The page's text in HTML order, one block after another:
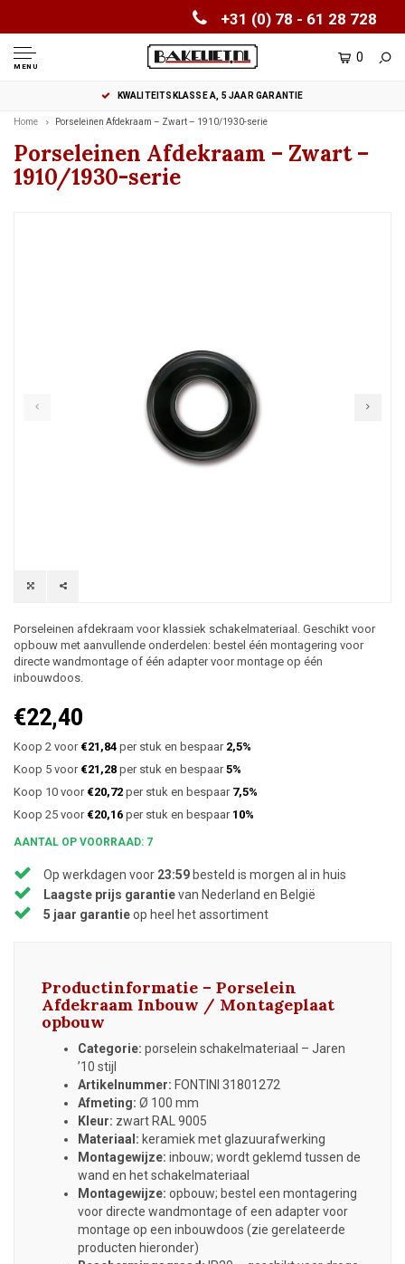
+31 (0) 78 - 61 28 728
MENU
0
KWALITEITSKLASSE A, 5 JAAR GARANTIE
Home Porseleinen Afdekraam – Zwart – 1910/1930-serie
Porseleinen Afdekraam – Zwart –
1910/1930-serie
Porseleinen afdekraam voor klassiek schakelmateriaal. Geschikt voor
opbouw met aanvullende onderdelen: bestel één montagering voor
directe wandmontage of één adapter voor montage op één
inbouwdoos.
€22,40
Koop 2 voor €21,84 per stuk en bespaar 2,5%
Koop 5 voor €21,28 per stuk en bespaar5%
Koop 10 voor €20,72 per stuk en bespaar 7,5%
Koop 25 voor €20,16 per stuk en bespaar 10%
AANTAL OP VOORRAAD: 7
Op werkdagen voor 23:59 besteld is morgen al in huis
Laagste prijs garantievan Nederland en België
5 jaar garantieop heel het assortiment
Productinformatie – Porselein
Afdekraam Inbouw / Montageplaat
opbouw
Categorie: porselein schakelmateriaal – Jaren
’10 stijl
Artikelnummer: FONTINI 31801272
Afmeting: Ø 100 mm
Kleur: zwart RAL 9005
Materiaal: keramiek met glazuurafwerking
Montagewijze: inbouw; wordt geklemd tussen de
wand en het schakelmateriaal
Montagewijze: opbouw; bestel een montagering
voor directe wandmontage of een adapter voor
montage op een inbouwdoos (zie gerelateerde
producten hieronder)